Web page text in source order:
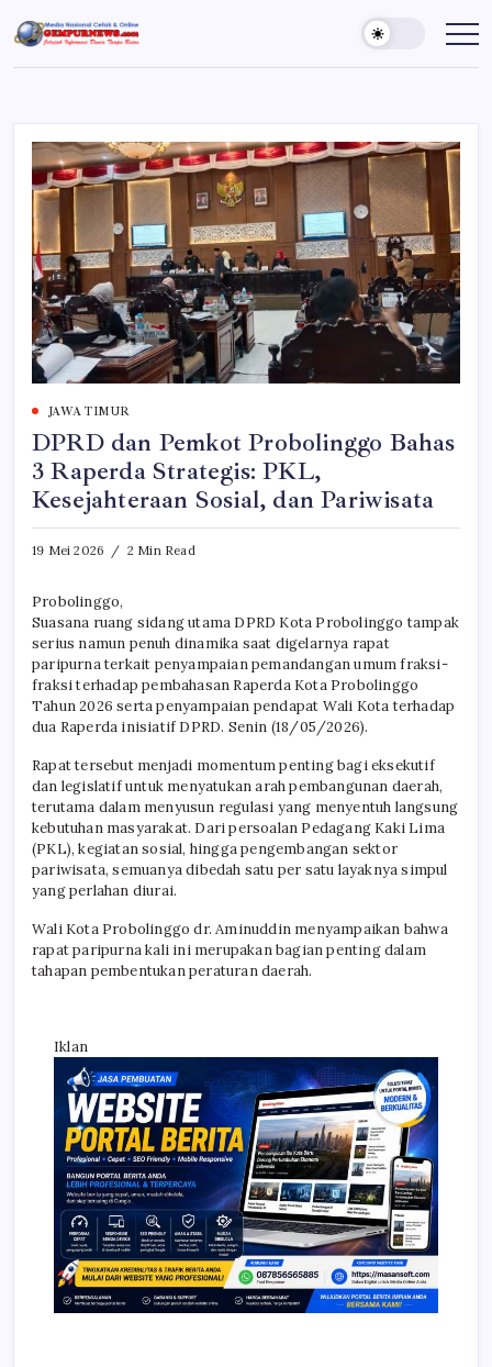
to
content
Gempur
News
Jelajah
Dunia
JAWA TIMUR
DPRD dan Pemkot Probolinggo Bahas
3 Raperda Strategis: PKL,
Kesejahteraan Sosial, dan Pariwisata
19 Mei 2026 2 Min Read
Probolinggo,
Suasana ruang sidang utama DPRD Kota Probolinggo tampak
serius namun penuh dinamika saat digelarnya rapat
paripurna terkait penyampaian pemandangan umum fraksi-
fraksi terhadap pembahasan Raperda Kota Probolinggo
Tahun 2026 serta penyampaian pendapat Wali Kota terhadap
dua Raperda inisiatif DPRD. Senin (18/05/2026).
Rapat tersebut menjadi momentum penting bagi eksekutif
dan legislatif untuk menyatukan arah pembangunan daerah,
terutama dalam menyusun regulasi yang menyentuh langsung
kebutuhan masyarakat. Dari persoalan Pedagang Kaki Lima
(PKL), kegiatan sosial, hingga pengembangan sektor
pariwisata, semuanya dibedah satu per satu layaknya simpul
yang perlahan diurai.
Wali Kota Probolinggo dr. Aminuddin menyampaikan bahwa
rapat paripurna kali ini merupakan bagian penting dalam
tahapan pembentukan peraturan daerah.
Iklan